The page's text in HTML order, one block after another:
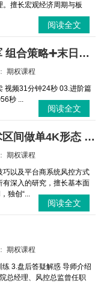
擅长宏观经济周期与板
阅读全文
伽马期权董俸麟 全国期权大赛冠军 组合策略➕末日轮视频课程
期权课程
视频31分钟24秒 03.进阶篇
秒 ...
阅读全文
云天大师 布林十字星阻力出轨技术区间做单4K形态 二元期权外汇实战培训视频课程
期权课程
以及平台商系统风控方式
深入的研究，擅长基本面
独创“...
阅读全文
期权课程
3.盘后答疑解惑 导师介绍
总经理、风控总监曾任职